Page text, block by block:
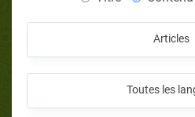
Articles
Toutes les